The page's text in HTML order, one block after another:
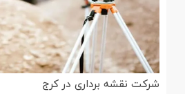
شرکت نقشه برداری در کرج